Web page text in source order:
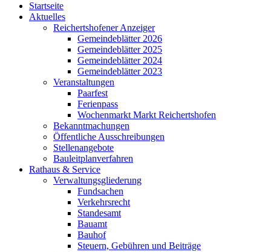
Startseite
Aktuelles
Reichertshofener Anzeiger
Gemeindeblätter 2026
Gemeindeblätter 2025
Gemeindeblätter 2024
Gemeindeblätter 2023
Veranstaltungen
Paarfest
Ferienpass
Wochenmarkt Markt Reichertshofen
Bekanntmachungen
Öffentliche Ausschreibungen
Stellenangebote
Bauleitplanverfahren
Rathaus & Service
Verwaltungsgliederung
Fundsachen
Verkehrsrecht
Standesamt
Bauamt
Bauhof
Steuern, Gebühren und Beiträge